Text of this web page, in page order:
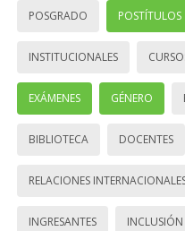
POSGRADO POSTÍTULOS
INSTITUCIONALES
EXÁMENES GÉNERO
BIBLIOTECA DOCENTES
RELACIONES
INGRESANTES INCLUSIÓN